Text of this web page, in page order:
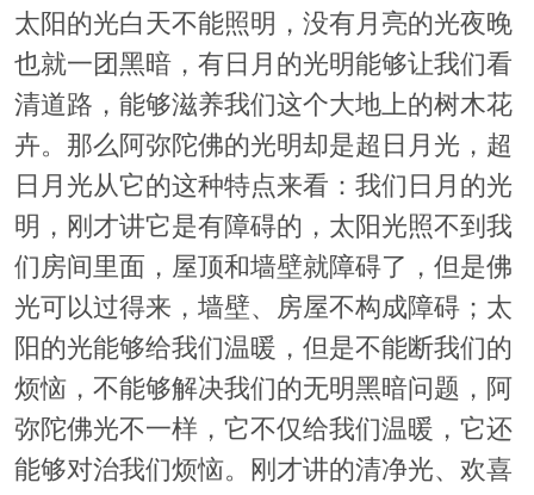
太阳的光白天不能照明，没有月亮的光夜晚
也就一团黑暗，有日月的光明能够让我们看
清道路，能够滋养我们这个大地上的树木花
卉。那么阿弥陀佛的光明却是超日月光，超
日月光从它的这种特点来看：我们日月的光
明，刚才讲它是有障碍的，太阳光照不到我
们房间里面，屋顶和墙壁就障碍了，但是佛
光可以过得来，墙壁、房屋不构成障碍；太
阳的光能够给我们温暖，但是不能断我们的
烦恼，不能够解决我们的无明黑暗问题，阿
弥陀佛光不一样，它不仅给我们温暖，它还
能够对治我们烦恼。刚才讲的清净光、欢喜